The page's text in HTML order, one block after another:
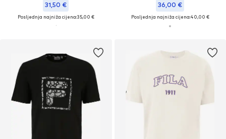
31,50 €
Posljednja najniža cijena:35,00 €
36,00 €
Posljednja najniža cijena:40,00 €